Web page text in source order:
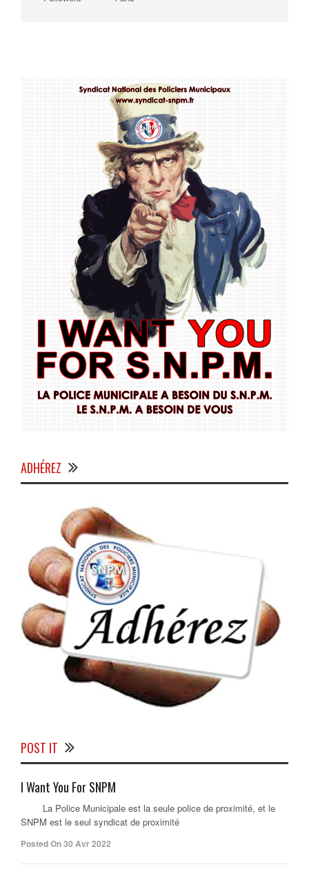
ADHÉREZ
POST IT
I Want You For SNPM
La Police Municipale est la seule police de proximité, et le
SNPM est le seul syndicat de proximité
Posted On 30 Avr 2022